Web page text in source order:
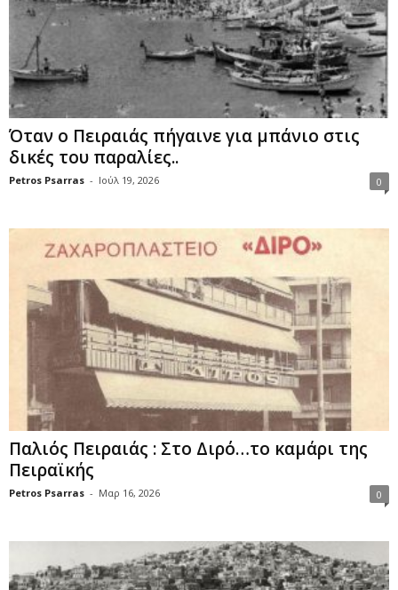
Όταν ο Πειραιάς πήγαινε για μπάνιο στις
δικές του παραλίες..
Petros Psarras - Ιούλ 19, 2026 0
Παλιός Πειραιάς : Στο Διρό…το καμάρι της
Πειραϊκής
Petros Psarras - Μαρ 16, 2026 0